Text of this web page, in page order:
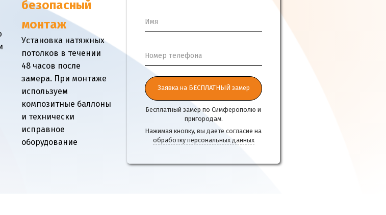
безопасный
монтаж
Установка натяжных
потолков в течении
48 часов после
замера. При монтаже
используем
композитные баллоны
и технически
исправное
оборудование
Имя
Номер телефона
Заявка на БЕСПЛАТНЫЙ замер
Бесплатный замер по Симферополю и
пригородам.
Нажимая кнопку, вы даете согласие на
обработку персональных данных